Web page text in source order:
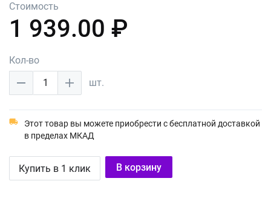
Стоимость
1 939.00 ₽
Кол-во
1
шт.
Этот товар вы можете приобрести с бесплатной доставкой
в пределах МКАД
Купить в 1 клик В корзину